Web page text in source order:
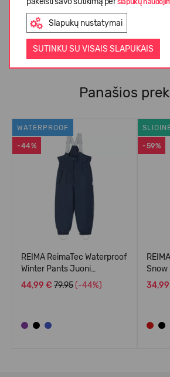
slapukų
Slapukų nustatymai
SUTINKU SU VISAIS SLAPUKAIS
KLIENTŲ ATSILIEPIMAI (0)
Panašios
-44%
WATERPROOF
REIMA ReimaTec Waterproof
Winter Pants Juoni
5100113A
44,99 € 79.95 (-44%)
-59%
Snow